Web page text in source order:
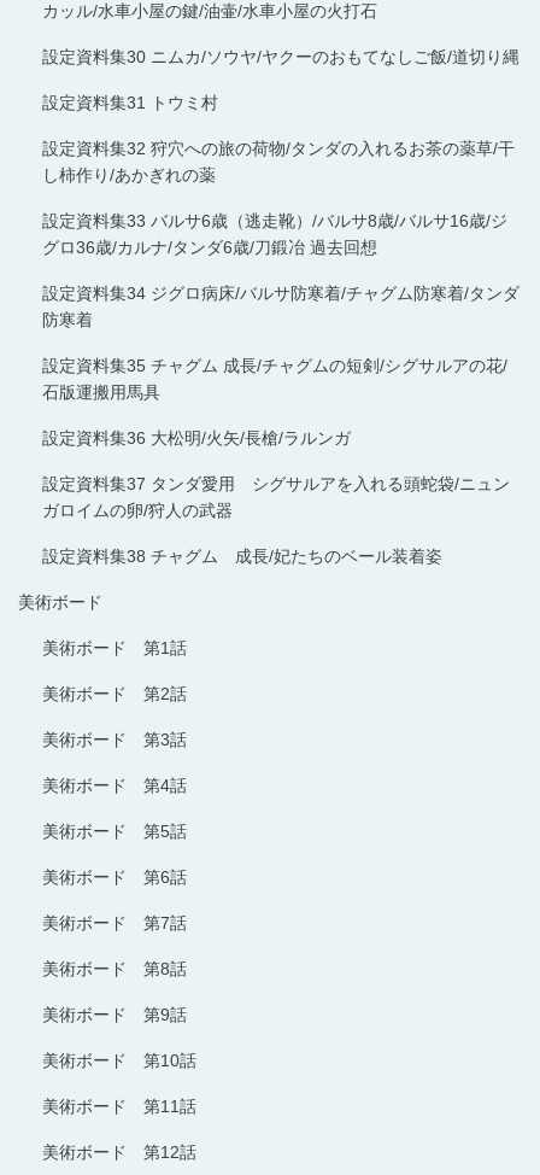
カッル/水車小屋の鍵/油壷/水車小屋の火打石
設定資料集30 ニムカ/ソウヤ/ヤクーのおもてなしご飯/道切り縄
設定資料集31 トウミ村
設定資料集32 狩穴への旅の荷物/タンダの入れるお茶の薬草/干
し柿作り/あかぎれの薬
設定資料集33 バルサ6歳（逃走靴）/バルサ8歳/バルサ16歳/ジ
グロ36歳/カルナ/タンダ6歳/刀鍛冶 過去回想
設定資料集34 ジグロ病床/バルサ防寒着/チャグム防寒着/タンダ
防寒着
設定資料集35 チャグム 成長/チャグムの短剣/シグサルアの花/
石版運搬用馬具
設定資料集36 大松明/火矢/長槍/ラルンガ
設定資料集37 タンダ愛用 シグサルアを入れる頭蛇袋/ニュン
ガロイムの卵/狩人の武器
設定資料集38 チャグム 成長/妃たちのベール装着姿
美術ボード
美術ボード 第1話
美術ボード 第2話
美術ボード 第3話
美術ボード 第4話
美術ボード 第5話
美術ボード 第6話
美術ボード 第7話
美術ボード 第8話
美術ボード 第9話
美術ボード 第10話
美術ボード 第11話
美術ボード 第12話